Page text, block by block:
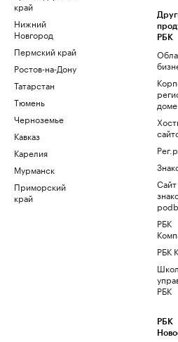
край
Нижний
Новгород
Пермский край
Ростов-на-Дону
Татарстан
Тюмень
Черноземье
Кавказ
Карелия
Мурманск
Приморский
край
РБК
Сайт
РБК
РБК
РБК
РБК